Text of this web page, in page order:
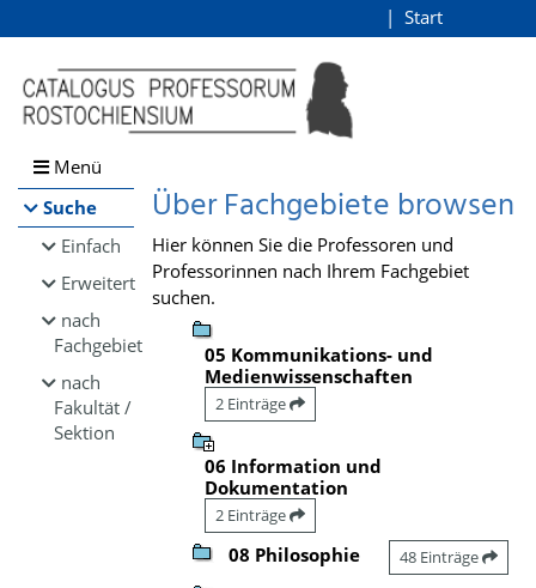
Browsen
direkt zum Inhalt
Start
Menü
Suche
Einfach
Erweitert
nach
Fachgebiet
nach
Fakultät /
Sektion
Über Fachgebiete browsen
Hier können Sie die Professoren und
Professorinnen nach Ihrem Fachgebiet
suchen.
05 Kommunikations- und
Medienwissenschaften
2 Einträge
06 Information und
Dokumentation
2 Einträge
08 Philosophie 48 Einträge